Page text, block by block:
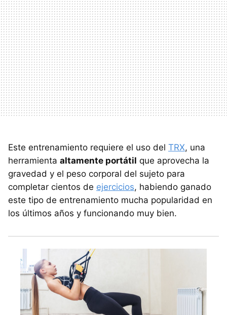
Este entrenamiento requiere el uso del TRX, una
herramienta altamente portátil que aprovecha la
gravedad y el peso corporal del sujeto para
completar cientos de ejercicios, habiendo ganado
este tipo de entrenamiento mucha popularidad en
los últimos años y funcionando muy bien.